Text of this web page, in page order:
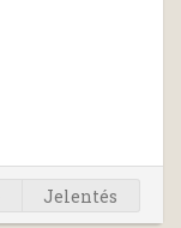
Jelentés